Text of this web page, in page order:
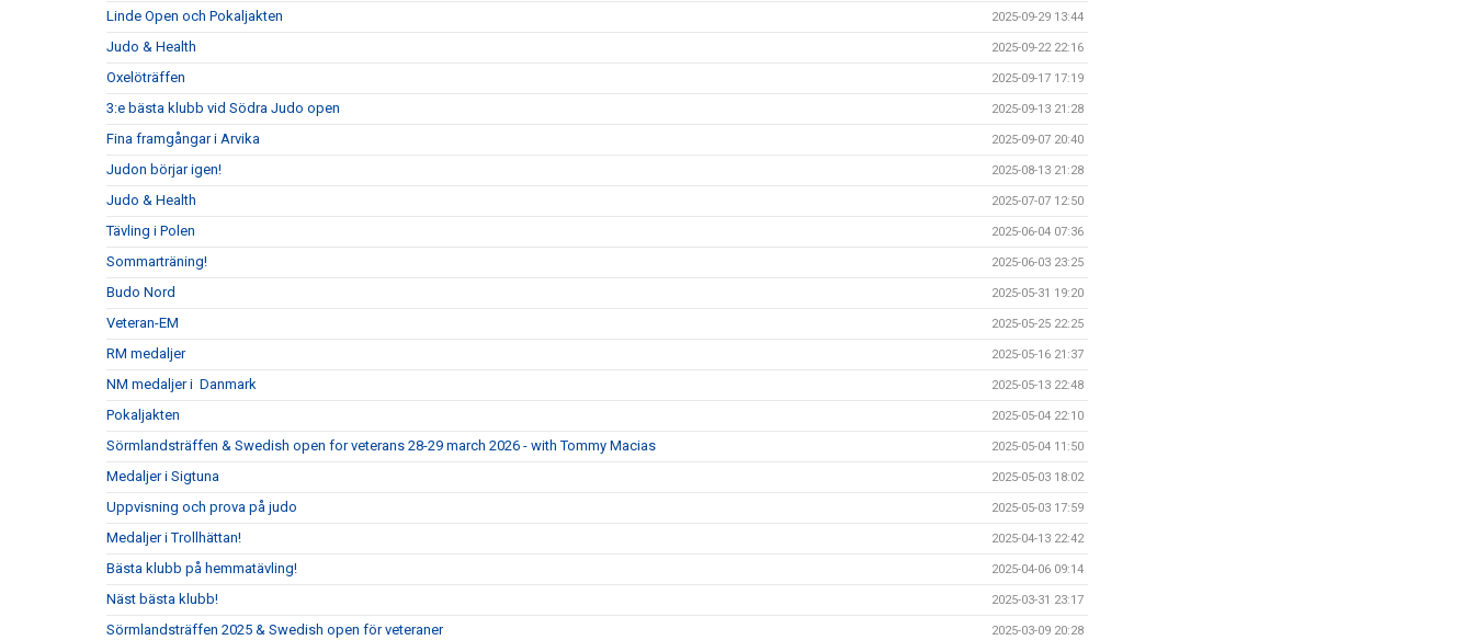
Linde Open och Pokaljakten 2025-09-29 13:44
Judo & Health 2025-09-22 22:16
Oxelöträffen 2025-09-17 17:19
3:e bästa klubb vid Södra Judo open 2025-09-13 21:28
Fina framgångar i Arvika 2025-09-07 20:40
Judon börjar igen! 2025-08-13 21:28
Judo & Health 2025-07-07 12:50
Tävling i Polen 2025-06-04 07:36
Sommarträning! 2025-06-03 23:25
Budo Nord 2025-05-31 19:20
Veteran-EM 2025-05-25 22:25
RM medaljer 2025-05-16 21:37
NM medaljer i Danmark 2025-05-13 22:48
Pokaljakten 2025-05-04 22:10
Sörmlandsträffen & Swedish open for veterans 28-29 march 2026 - with Tommy Macias 2025-05-04 11:50
Medaljer i Sigtuna 2025-05-03 18:02
Uppvisning och prova på judo 2025-05-03 17:59
Medaljer i Trollhättan! 2025-04-13 22:42
Bästa klubb på hemmatävling! 2025-04-06 09:14
Näst bästa klubb! 2025-03-31 23:17
Sörmlandsträffen 2025 & Swedish open för veteraner 2025-03-09 20:28